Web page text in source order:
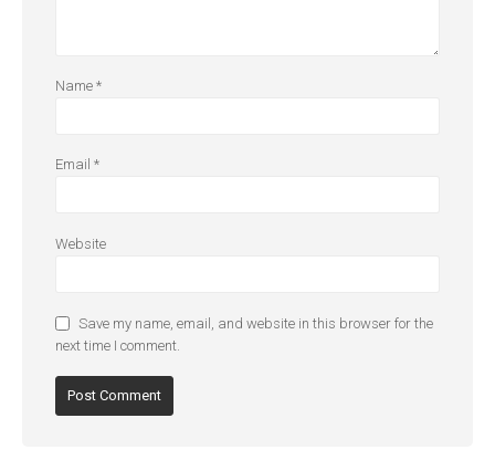
Name *
Email *
Website
Save my name, email, and website in this browser for the
next time I comment.